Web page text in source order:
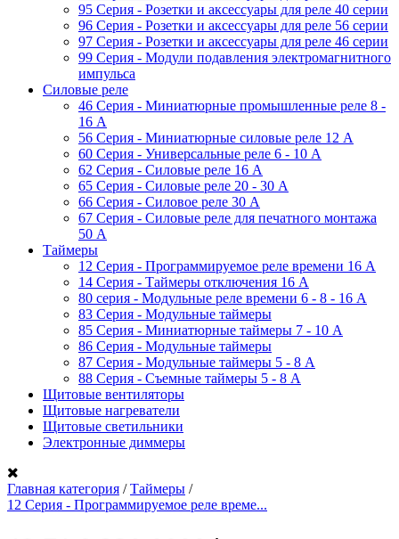
95 Серия - Розетки и аксессуары для реле 40 серии
96 Серия - Розетки и аксессуары для реле 56 cерии
97 Серия - Розетки и аксессуары для реле 46 cерии
99 Серия - Модули подавления электромагнитного
импульса
Силовые реле
46 Серия - Миниатюрные промышленные реле 8 -
16 A
56 Серия - Миниатюрные силовые реле 12 A
60 Серия - Универсальные реле 6 - 10 A
62 Серия - Силовые реле 16 A
65 Серия - Силовые реле 20 - 30 A
66 Серия - Силовое реле 30 A
67 Серия - Силовые реле для печатного монтажа
50 А
Таймеры
12 Серия - Программируемое реле времени 16 A
14 Серия - Таймеры отключения 16 A
80 серия - Модульные реле времени 6 - 8 - 16 A
83 Серия - Модульные таймеры
85 Серия - Миниатюрные таймеры 7 - 10 A
86 Серия - Модульные таймеры
87 Серия - Модульные таймеры 5 - 8 А
88 Серия - Съемные таймеры 5 - 8 A
Щитовые вентиляторы
Щитовые нагреватели
Щитовые светильники
Электронные диммеры
Главная категория / Таймеры /
12 Серия - Программируемое реле време...